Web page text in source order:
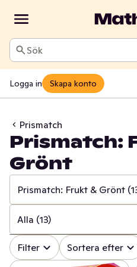
Sök
Logga in Skapa konto
Prismatch
Prismatch:
Grönt
Prismatch: Frukt & Grönt
✓ Alla (533)
✓ Prismatch: Frukt & Grönt
Alla (13)
✓ Alla (13)
Filter Sortera efter